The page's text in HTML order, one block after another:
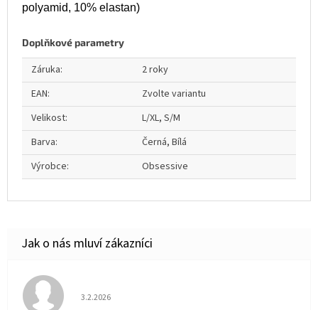
polyamid, 10% elastan)
Doplňkové parametry
Záruka:
2 roky
EAN:
Zvolte variantu
Velikost:
L/XL, S/M
Barva:
Černá, Bílá
Výrobce: Obsessive
Hodnocení obchodu je 5 z 5 hvězdiček.
3.2.2026